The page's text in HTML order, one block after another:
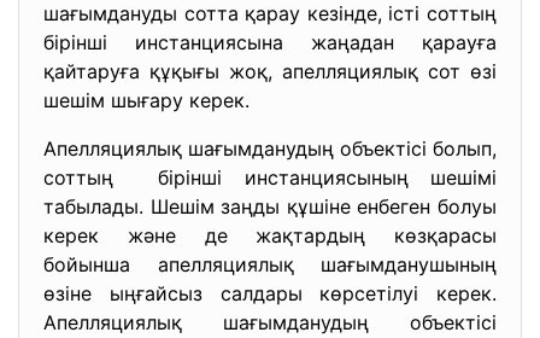
шағымдануды сотта қарау кезінде, істі соттың
бірінші инстанциясына жаңадан қарауға
қайтаруға құқығы жоқ, апелляциялық сот өзі
шешім шығару керек.
Апелляциялық шағымданудың объектісі болып,
соттың бірінші инстанциясының шешімі
табылады. Шешім заңды құшіне енбеген болуы
керек және де жақтардың көзқарасы
бойынша апелляциялық шағымданушының
өзіне ыңғайсыз салдары көрсетілуі керек.
Апелляциялық шағымданудың объектісі